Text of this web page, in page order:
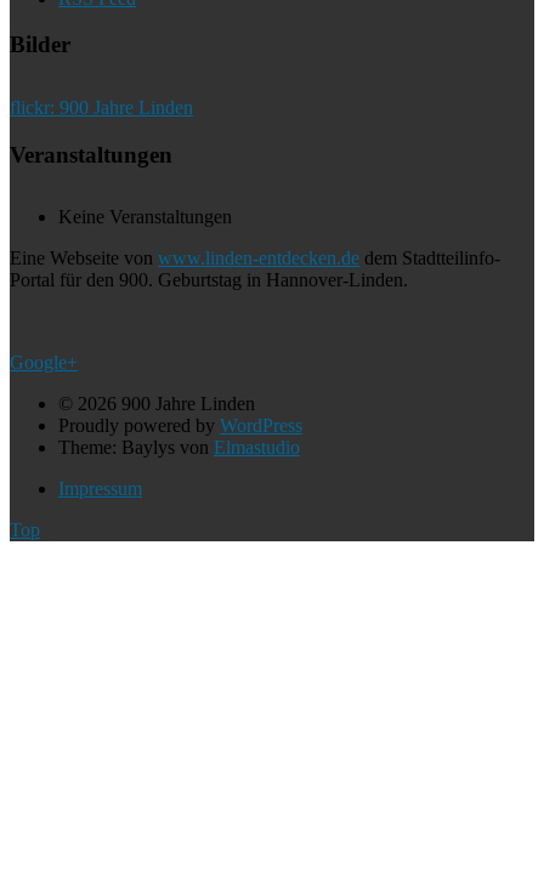
Bilder
flickr: 900 Jahre Linden
Veranstaltungen
Keine Veranstaltungen
Eine Webseite von www.linden-entdecken.de dem Stadtteilinfo-
Portal für den 900. Geburtstag in Hannover-Linden.
Google+
© 2026 900 Jahre Linden
Proudly powered by WordPress
Theme: Baylys von Elmastudio
Impressum
Top